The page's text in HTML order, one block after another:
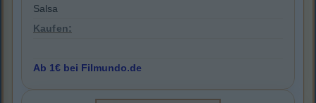
Salsa
Kaufen:
Ab 1€ bei Filmundo.de